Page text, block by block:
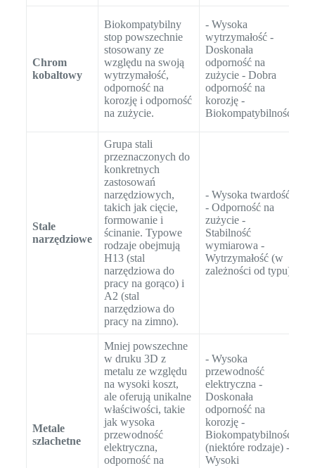
Chrom
kobaltowy
Biokompatybilny
stop powszechnie
stosowany ze
względu na swoją
wytrzymałość,
odporność na
korozję i odporność
na zużycie.
- Wysoka
wytrzymałość -
Doskonała
odporność na
zużycie - Dobra
odporność na
korozję -
Biokompatybilność
Stale
narzędziowe
Grupa stali
przeznaczonych do
konkretnych
zastosowań
narzędziowych,
takich jak cięcie,
formowanie i
ścinanie. Typowe
rodzaje obejmują
H13 (stal
narzędziowa do
pracy na gorąco) i
A2 (stal
narzędziowa do
pracy na zimno).
- Wysoka twardość
- Odporność na
zużycie -
Stabilność
wymiarowa -
Wytrzymałość (w
zależności od typu)
Metale
szlachetne
Mniej powszechne
w druku 3D z
metalu ze względu
na wysoki koszt,
ale oferują unikalne
właściwości, takie
jak wysoka
przewodność
elektryczna,
odporność na
- Wysoka
przewodność
elektryczna -
Doskonała
odporność na
korozję -
Biokompatybilność
(niektóre rodzaje) -
Wysoki